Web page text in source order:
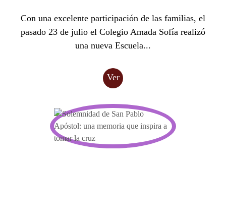
Con una excelente participación de las familias, el
pasado 23 de julio el Colegio Amada Sofía realizó
una nueva Escuela...
Ver